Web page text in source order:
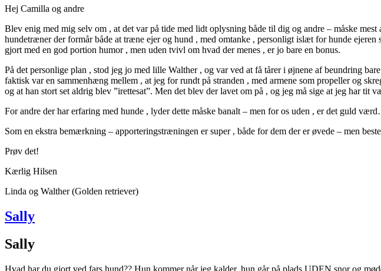
Hej Camilla og andre
Blev enig med mig selv om , at det var på tide med lidt oplysning både til dig og andre – måske
hundetræner der formår både at træne ejer og hund , med omtanke , personligt islæt for hunde
gjort med en god portion humor , men uden tvivl om hvad der menes , er jo bare en bonus.
På det personlige plan , stod jeg jo med lille Walther , og var ved at få tårer i øjnene af beundring
faktisk var en sammenhæng mellem , at jeg for rundt på stranden , med armene som propeller og
og at han stort set aldrig blev ”irettesat”. Men det blev der lavet om på , og jeg må sige at jeg har
For andre der har erfaring med hunde , lyder dette måske banalt – men for os uden , er det guld
Som en ekstra bemærkning – apporteringstræningen er super , både for dem der er øvede – men
Prøv det!
Kærlig Hilsen
Linda og Walther (Golden retriever)
Sally
Sally